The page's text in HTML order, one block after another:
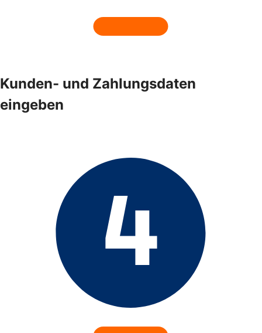
Kunden- und Zahlungsdaten
eingeben